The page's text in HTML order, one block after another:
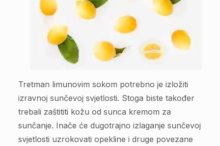
Tretman limunovim sokom potrebno je izložiti
izravnoj sunčevoj svjetlosti. Stoga biste također
trebali zaštititi kožu od sunca kremom za
sunčanje. Inače će dugotrajno izlaganje sunčevoj
svjetlosti uzrokovati opekline i druge povezane